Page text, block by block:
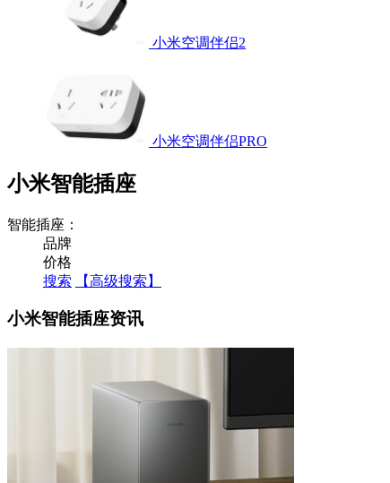
小米空调伴侣2
小米空调伴侣PRO
小米智能插座
智能插座：
品牌
价格
搜索
【高级搜索】
小米智能插座资讯